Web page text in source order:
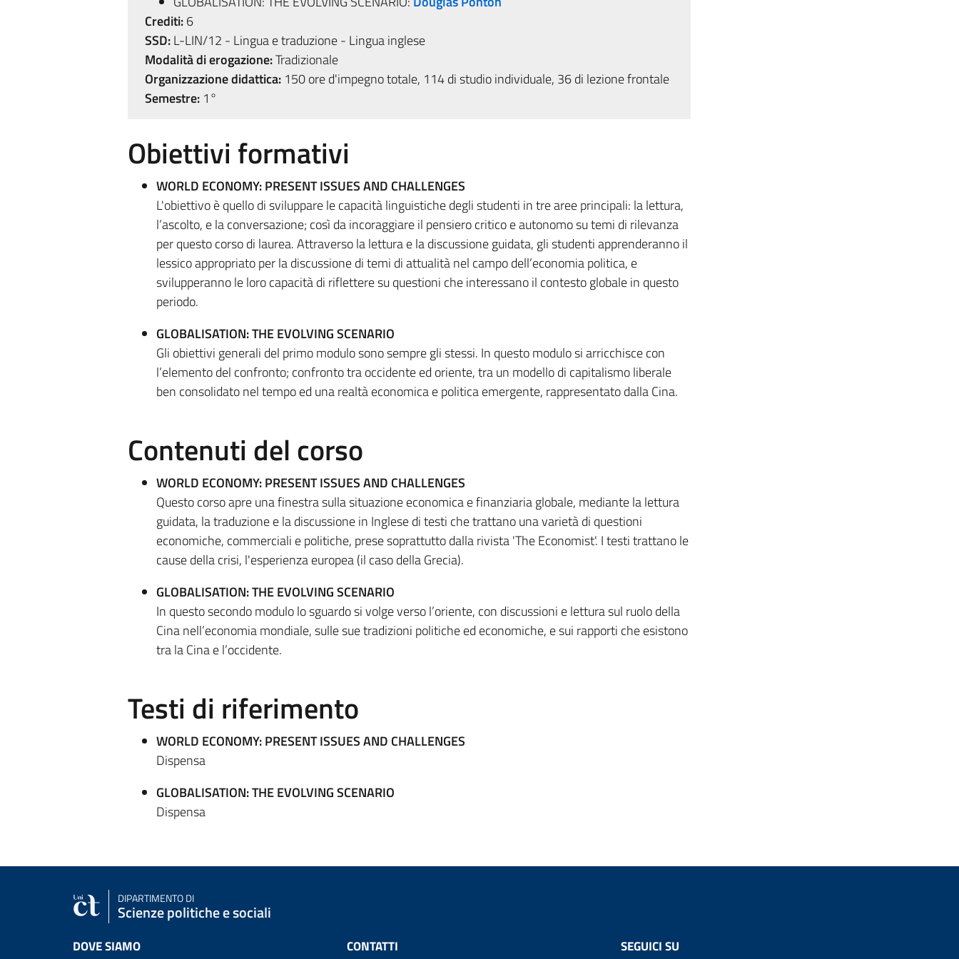
Crediti:6
SSD:L-LIN/12 - Lingua e traduzione - Lingua inglese
Modalità di erogazione:Tradizionale
Organizzazione didattica:150 ore d'impegno totale, 114 di studio individuale, 36 di lezione frontale
Semestre:1°
Obiettivi formativi
WORLD ECONOMY: PRESENT ISSUES AND CHALLENGES
L'obiettivo è quello di sviluppare le capacità linguistiche degli studenti in tre aree principali: la lettura,
l’ascolto, e la conversazione; così da incoraggiare il pensiero critico e autonomo su temi di rilevanza
per questo corso di laurea. Attraverso la lettura e la discussione guidata, gli studenti apprenderanno il
lessico appropriato per la discussione di temi di attualità nel campo dell’economia politica, e
svilupperanno le loro capacità di riflettere su questioni che interessano il contesto globale in questo
periodo.
GLOBALISATION: THE EVOLVING SCENARIO
Gli obiettivi generali del primo modulo sono sempre gli stessi. In questo modulo si arricchisce con
l’elemento del confronto; confronto tra occidente ed oriente, tra un modello di capitalismo liberale
ben consolidato nel tempo ed una realtà economica e politica emergente, rappresentato dalla Cina.
Contenuti del corso
WORLD ECONOMY: PRESENT ISSUES AND CHALLENGES
Questo corso apre una finestra sulla situazione economica e finanziaria globale, mediante la lettura
guidata, la traduzione e la discussione in Inglese di testi che trattano una varietà di questioni
economiche, commerciali e politiche, prese soprattutto dalla rivista 'The Economist'. I testi trattano le
cause della crisi, l'esperienza europea (il caso della Grecia).
GLOBALISATION: THE EVOLVING SCENARIO
In questo secondo modulo lo sguardo si volge verso l’oriente, con discussioni e lettura sul ruolo della
Cina nell’economia mondiale, sulle sue tradizioni politiche ed economiche, e sui rapporti che esistono
tra la Cina e l’occidente.
Testi di riferimento
WORLD ECONOMY: PRESENT ISSUES AND CHALLENGES
Dispensa
GLOBALISATION: THE EVOLVING SCENARIO
Dispensa
DIPARTIMENTO DI
Scienze politiche e sociali
DOVE SIAMO CONTATTI SEGUICI SU